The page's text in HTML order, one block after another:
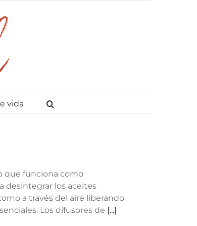
vida
que funciona como
desintegrar los aceites
a través del aire liberando
Los difusores de [...]